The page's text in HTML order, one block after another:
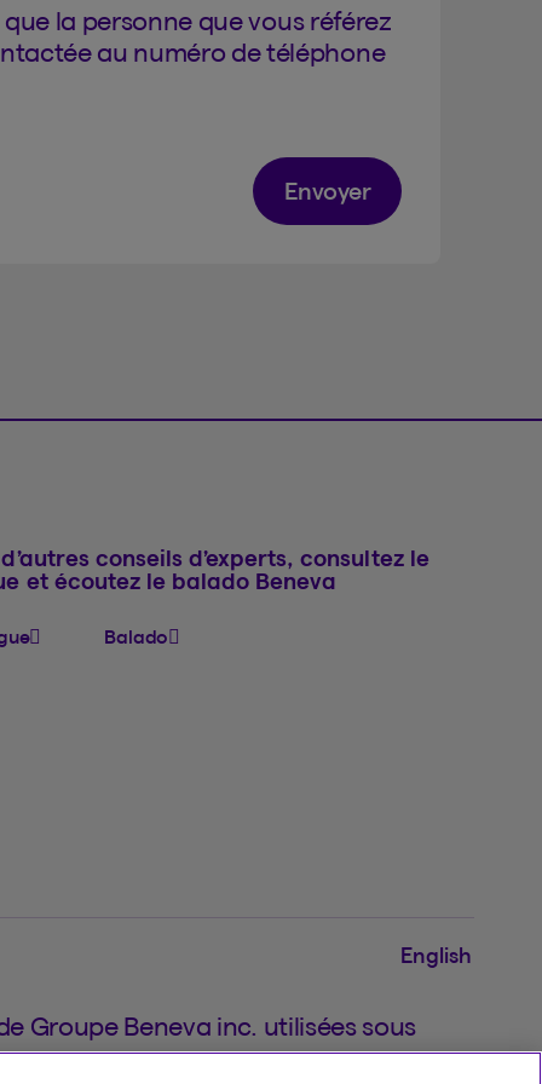
la personne que vous référez
au numéro de téléphone
Envoyer
conseils d’experts, consultez le
et écoutez le balado Beneva
Balado
English
Groupe Beneva inc. utilisées sous